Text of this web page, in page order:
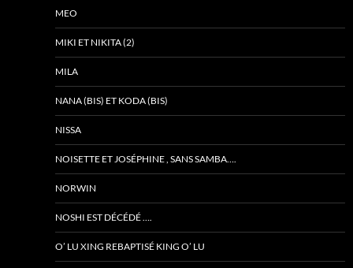
MEO
MIKI ET NIKITA (2)
MILA
NANA (BIS) ET KODA (BIS)
NISSA
NOISETTE ET JOSÉPHINE , SANS SAMBA….
NORWIN
NOSHI EST DÉCÉDÉ ….
O’ LU XING REBAPTISÉ KING O’ LU